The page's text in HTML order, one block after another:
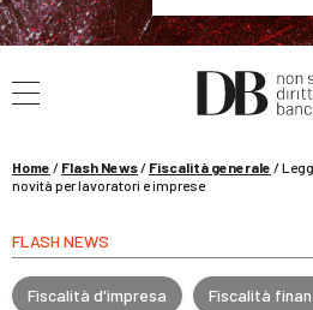
WEBINAR / 17
La governance
Home / Flash News/ Fiscalità generale /
novità per lavoratori e imprese
FLASH NEWS
Fiscalità d'impresa Fiscalità